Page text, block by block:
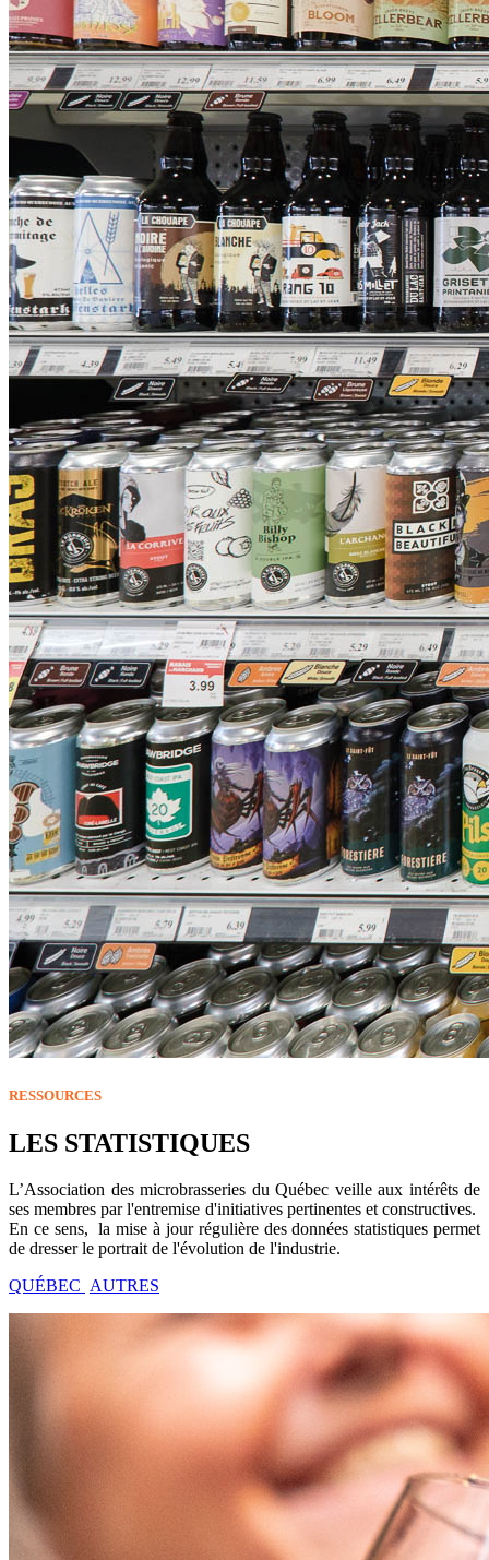
RESSOURCES
LES STATISTIQUES
L’Association des microbrasseries du Québec veille aux intérêts de
ses membres par l'entremise d'initiatives pertinentes et constructives.
En ce sens, la mise à jour régulière des données statistiques permet
de dresser le portrait de l'évolution de l'industrie.
QUÉBEC AUTRES